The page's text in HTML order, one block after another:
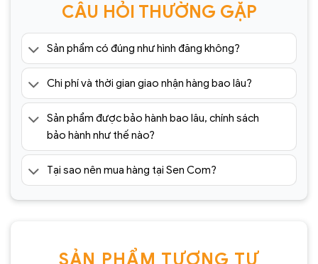
CÂU HỎI THƯỜNG GẶP
Sản phẩm có đúng như hình đăng không?
Chi phí và thời gian giao nhận hàng bao lâu?
Sản phẩm được bảo hành bao lâu, chính sách
bảo hành như thế nào?
Tại sao nên mua hàng tại Sen Com?
SẢN PHẨM TƯƠNG TỰ